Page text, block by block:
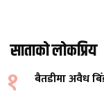
साताको लोकप्रिय
१ बैतडीमा अवैध